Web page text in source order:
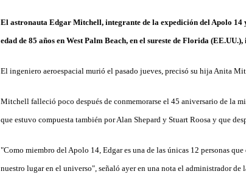
El astronauta Edgar Mitchell, integrante de la expedición del Apolo 14
edad de 85 años en West Palm Beach, en el sureste de Florida
El ingeniero aeroespacial murió el pasado jueves, precisó su hija Anita
Mitchell falleció poco después de conmemorarse el 45 aniversario de la
que estuvo compuesta también por Alan Shepard y Stuart Roosa y que
"Como miembro del Apolo 14, Edgar es una de las únicas 12 personas
nuestro lugar en el universo", señaló ayer en una nota el administrador de